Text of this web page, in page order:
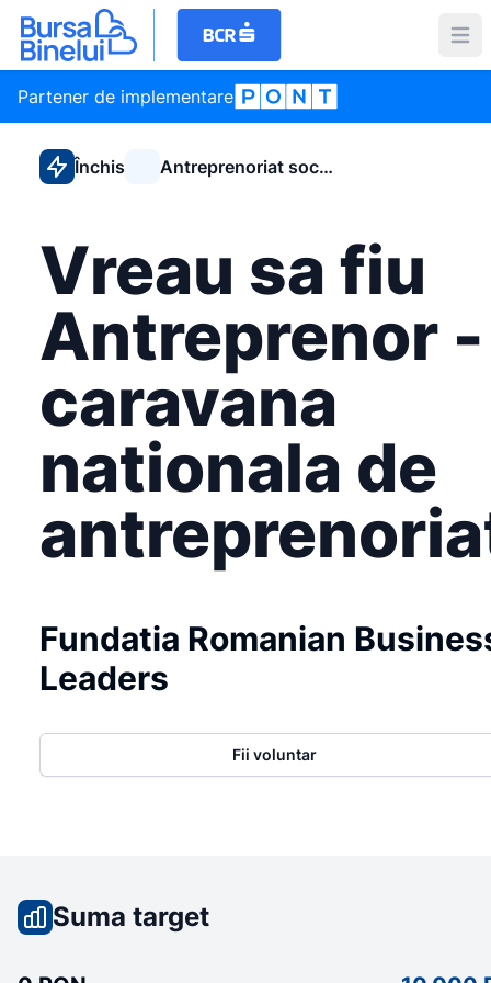
Partener de implementare
Închis Antreprenoriat social
Vreau sa fiu
Antreprenor -
caravana
nationala de
Fundatia Romanian
Leaders
Fii voluntar
Suma target